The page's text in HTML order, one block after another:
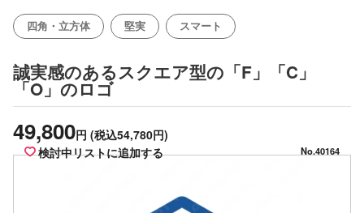
四角・立方体 堅実 スマート
誠実感のあるスクエア型の「F」「C」
「O」のロゴ
49,800円 (税込54,780円)
検討中リストに追加する
No.40164